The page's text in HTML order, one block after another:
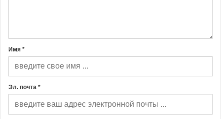
Имя *
Эл. почта *